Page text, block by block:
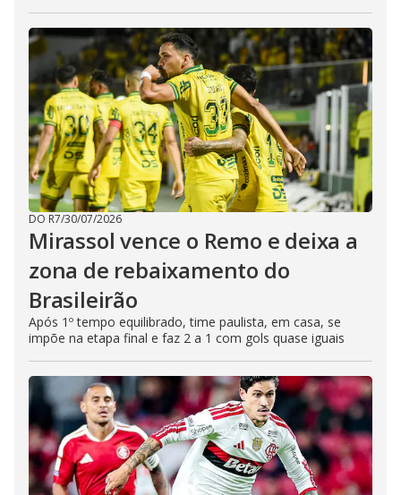
DO R7/30/07/2026
Mirassol vence o Remo e deixa a
zona de rebaixamento do
Brasileirão
Após 1º tempo equilibrado, time paulista, em casa, se
impõe na etapa final e faz 2 a 1 com gols quase iguais